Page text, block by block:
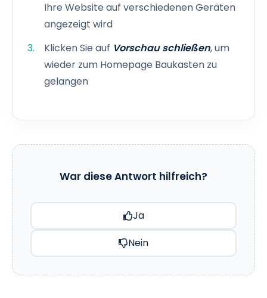
Ihre Website auf verschiedenen Geräten
angezeigt wird
Klicken Sie auf Vorschau schließen, um
wieder zum Homepage Baukasten zu
gelangen
War diese Antwort hilfreich?
Ja
Nein